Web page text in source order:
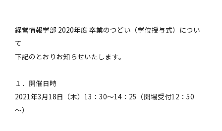
経営情報学部 2020年度 卒業のつどい（学位授与式）につい
て
下記のとおりお知らせいたします。
１．開催日時
2021年3月18日（木）13：30～14：25（開場受付12：50
～）